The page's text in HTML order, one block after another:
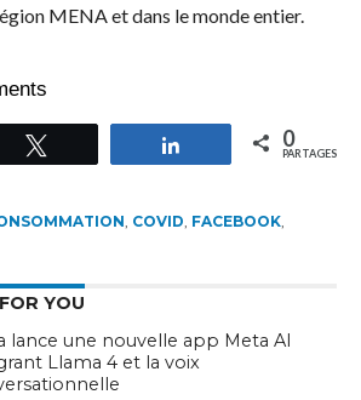
MENA et dans le monde entier.
Partagez 0
PARTAGES
COVID FACEBOOK,
YOU
lance une nouvelle app Meta AI
Llama 4 et la voix